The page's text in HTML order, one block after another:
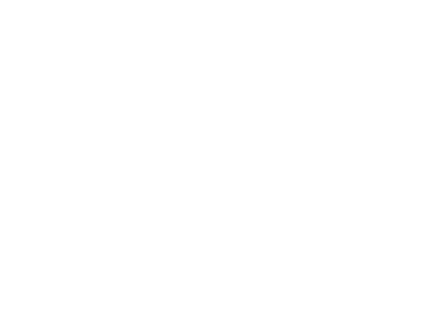
com o envolvimento dos profissionais ‘no
sublinhando: ”É incongruente impedir os óbitos
integre a gestão comum de camas, alegando que “